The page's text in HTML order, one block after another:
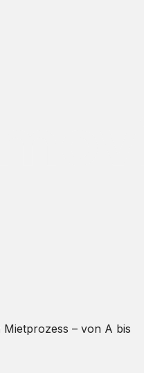
Mietprozess – von A bis